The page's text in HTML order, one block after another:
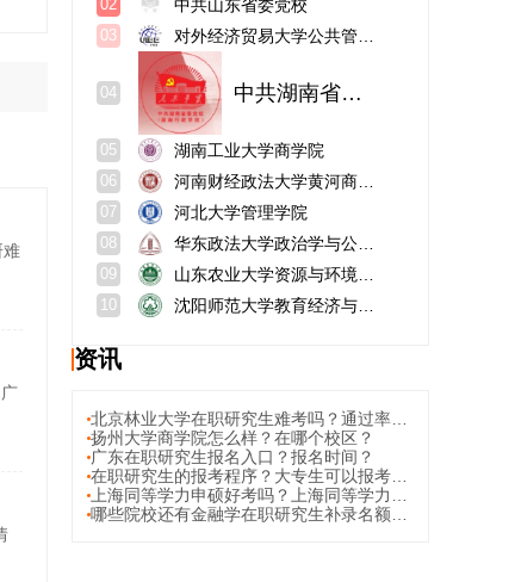
难
02 中共山东省委党校
03
04 中共湖南省委党校公共管理教研部
05 湖南工业大学商学院
06
07 河北大学管理学院
08
09
10
资讯
扬州大学商学院怎么样？在哪个校区？
广东在职研究生报名入口？报名时间？